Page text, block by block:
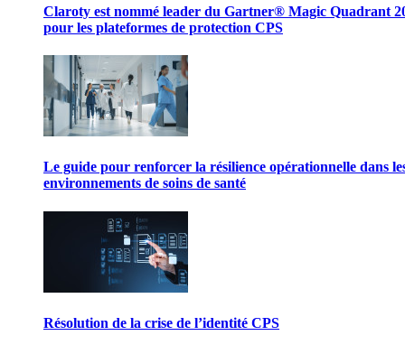
Claroty est nommé leader du Gartner® Magic Quadrant
pour les plateformes de protection CPS
Le guide pour renforcer la résilience opérationnelle dans
environnements de soins de santé
Résolution de la crise de l’identité CPS